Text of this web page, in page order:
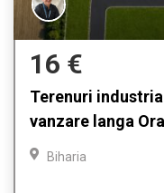
16 €
Terenuri
vanzare langa
Biharia